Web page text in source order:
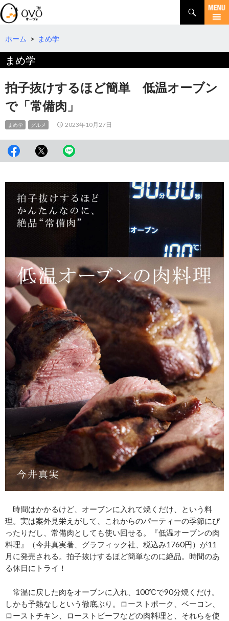
検
索
コ
テ
へ
動
ホーム > まめ学
まめ学
拍子抜けするほど簡単 低温オーブン
で「常備肉」
まめ学 グルメ 2023年10月27日
時間はかかるけど、オーブンに入れて焼くだけ、という料
理。実は案外見栄えがして、これからのパーティーの季節にぴ
ったりだし、常備肉としても使い回せる。『低温オーブンの肉
料理』（今井真実著、グラフィック社、税込み1760円）が11
月に発売される。拍子抜けするほど簡単なのに絶品。時間のあ
る休日にトライ！
常温に戻した肉をオーブンに入れ、100℃で90分焼くだけ。
しかも予熱なしという徹底ぶり。ローストポーク、ベーコン、
ローストチキン、ローストビーフなどの肉料理と、それらを使